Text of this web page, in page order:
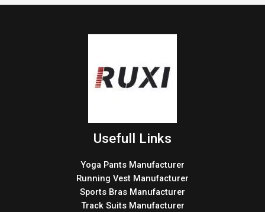
Usefull Links
Yoga Pants Manufacturer
Running Vest Manufacturer
Sports Bras Manufacturer
Track Suits Manufacturer